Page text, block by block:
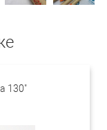
130"